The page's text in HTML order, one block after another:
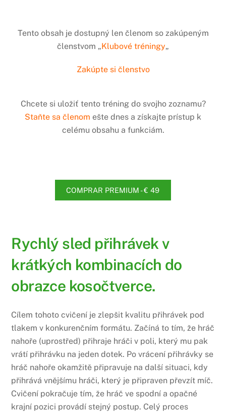
Tento obsah je dostupný len členom so zakúpeným
členstvom „Klubové tréningy„
Zakúpte si členstvo
Chcete si uložiť tento tréning do svojho zoznamu?
Staňte sa členom ešte dnes a získajte prístup k
celému obsahu a funkciám.
COMPRAR PREMIUM - € 49
Rychlý sled přihrávek v
krátkých kombinacích do
obrazce kosočtverce.
Cílem tohoto cvičení je zlepšit kvalitu přihrávek pod
tlakem v konkurenčním formátu. Začíná to tím, že hráč
nahoře (uprostřed) přihraje hráči v poli, který mu pak
vrátí přihrávku na jeden dotek. Po vrácení přihrávky se
hráč nahoře okamžitě připravuje na další situaci, kdy
přihrává vnějšímu hráči, který je připraven převzít míč.
Cvičení pokračuje tím, že hráč ve spodní a opačné
krajní pozici provádí stejný postup. Celý proces